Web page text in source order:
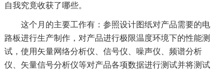
自我究竟收获了哪些。
这个月的主要工作有：参照设计图纸对产品需要的电
路板进行生产制作，对产品进行极限温度环境下的性能测
试，使用矢量网络分析仪、信号仪、噪声仪、频谱分析
仪、矢量信号分析仪等对产品各项数据进行测试并将测试